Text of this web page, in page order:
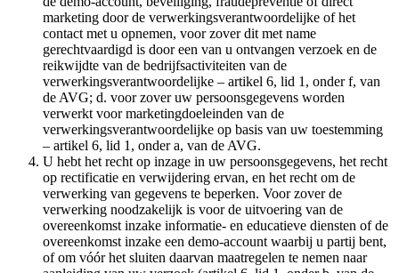
marketing door de verwerkingsverantwoordelijke of het
contact met u opnemen, voor zover dit met name
gerechtvaardigd is door een van u ontvangen verzoek en de
reikwijdte van de bedrijfsactiviteiten van de
verwerkingsverantwoordelijke – artikel 6, lid 1, onder f, van
de AVG; d. voor zover uw persoonsgegevens worden
verwerkt voor marketingdoeleinden van de
verwerkingsverantwoordelijke op basis van uw toestemming
– artikel 6, lid 1, onder a, van de AVG.
U hebt het recht op inzage in uw persoonsgegevens, het recht
op rectificatie en verwijdering ervan, en het recht om de
verwerking van gegevens te beperken. Voor zover de
verwerking noodzakelijk is voor de uitvoering van de
overeenkomst inzake informatie- en educatieve diensten of de
overeenkomst inzake een demo-account waarbij u partij bent,
of om vóór het sluiten daarvan maatregelen te nemen naar